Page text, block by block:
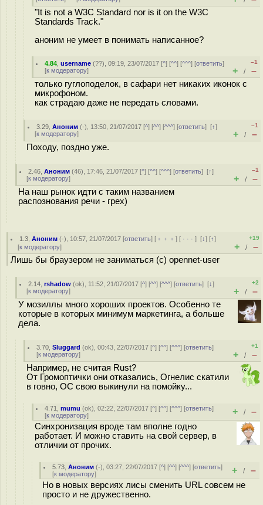
"It is not a W3C Standard nor is it on the W3C
Standards Track."
аноним не умеет в понимать написанное?
4.84 ,username (??), 09:19, 23/07/2017 [^] [^^] [^^^] [ответить]
[к модератору]
–1
+ / –
только гуглоподелок, в сафари нет никаких иконок с
микрофоном.
как страдаю даже не передать словами.
3.29 ,Аноним (-), 13:50, 21/07/2017 [^] [^^] [^^^] [ответить][↑]
[к модератору]
–1
+ / –
Походу, поздно уже.
2.46 ,Аноним (46), 17:46, 21/07/2017 [^] [^^] [^^^] [ответить][↑]
[к модератору]
–1
+ / –
На наш рынок идти с таким названием
распознования речи - грех)
1.3 ,Аноним (-), 10:57, 21/07/2017 [ответить] [ ﹢﹢﹢] [ · · ·][↓] [↑]
[к модератору]
+19
+ / –
Лишь бы браузером не заниматься (с) opennet-user
2.14 ,rshadow (ok), 11:52, 21/07/2017 [^] [^^] [^^^] [ответить][↓]
[к модератору]
+2
+ / –
У мозиллы много хороших проектов. Особенно те
которые в которых минимум маркетинга, а больше
дела.
3.70 ,Sluggard (ok), 00:43, 22/07/2017 [^] [^^] [^^^] [ответить]
[к модератору]
+1
+ / –
Например, не считая Rust?
От Громоптички они отказались, Огнелис скатили
в гoвнo, ОС свою выкинули на помойку...
4.71 ,mumu (ok), 02:22, 22/07/2017 [^] [^^] [^^^] [ответить]
[к модератору] + / –
Синхронизация вроде там вполне годно
работает. И можно ставить на свой сервер, в
отличии от прочих.
5.73 ,Аноним (-), 03:27, 22/07/2017 [^] [^^] [^^^] [ответить]
[к модератору] + / –
Но в новых версиях лисы сменить URL совсем не
просто и не дружественно.